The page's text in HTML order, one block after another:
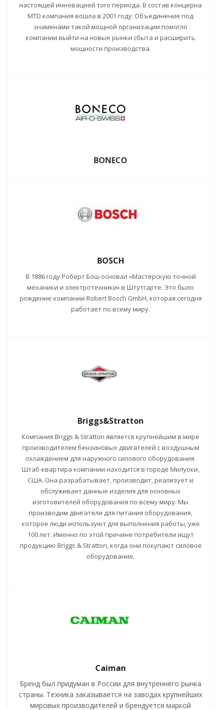
настоящей инновацией того периода. В состав концерна
MTD компания вошла в 2001 году. Объединение под
знаменами такой мощной организации помогло
компании выйти на новые рынки сбыта и расширить
мощности производства.
BONECO
BOSCH
В 1886 году Роберт Бош основал «Мастерскую точной
механики и электротехники» в Штутгарте. Это было
рождение компании Robert Bosch GmbH, которая сегодня
работает по всему миру.
Briggs&Stratton
Компания Briggs & Stratton является крупнейшим в мире
производителем бензиновых двигателей с воздушным
охлаждением для наружного силового оборудования.
Штаб-квартира компании находится в городе Милуоки,
США. Она разрабатывает, производит, реализует и
обслуживает данные изделия для основных
изготовителей оборудования по всему миру. Мы
производим двигатели для питания оборудования,
которое люди используют для выполнения работы, уже
100 лет. Именно по этой причине потребители ищут
продукцию Briggs & Stratton, когда они покупают силовое
оборудование.
Caiman
Бренд был придуман в России для внутреннего рынка
страны. Техника заказывается на заводах крупнейших
мировых производителей и брендуется маркой